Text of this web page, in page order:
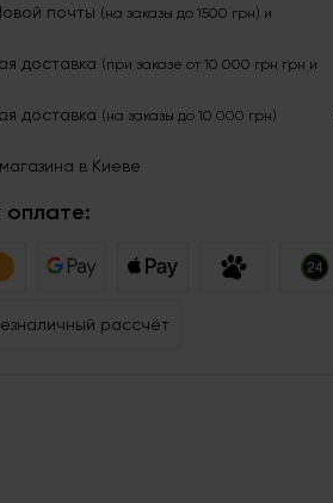
почты (на заказы до 1500 грн) и
доставка (при заказе от 10 000 грн грн и
доставка (на заказы до 10 000 грн)
в Киеве
оплате:
рассчёт